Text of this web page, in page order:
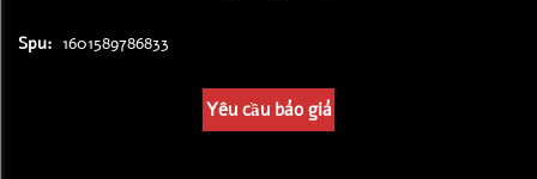
Spu: 1601589786833
Yêu cầu báo giá